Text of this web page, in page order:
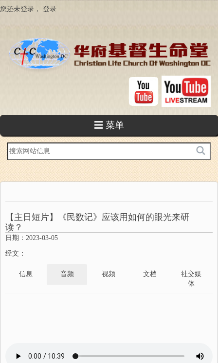
跳
您还未登录， 登录
☰ 菜单
站
内
搜
索
【主日短片】《民数记》应该用如何的眼光来研
读？
日期：2023-03-05
经文：
信息 音频 视频 文档
社交媒
体